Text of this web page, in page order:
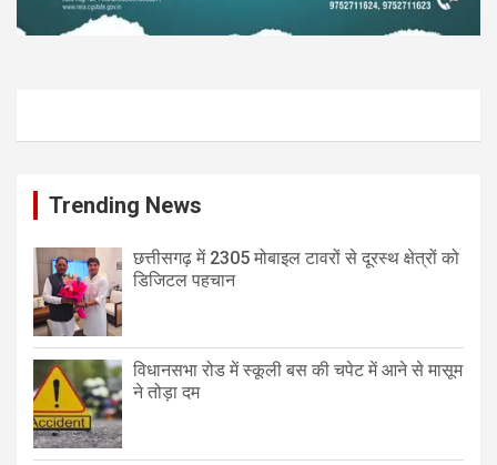
Trending News
छत्तीसगढ़ में 2305 मोबाइल टावरों से दूरस्थ क्षेत्रों को
डिजिटल पहचान
विधानसभा रोड में स्कूली बस की चपेट में आने से मासूम
ने तोड़ा दम